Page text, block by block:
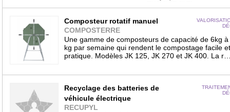
Composteur rotatif manuel
COMPOSTERRE
Une gamme de composteurs de capacité de 6kg à
kg par semaine qui rendent le compostage facile et
pratique. Modèles JK 125, JK 270 et JK 400. La
Recyclage des batteries de
véhicule électrique
RECUPYL